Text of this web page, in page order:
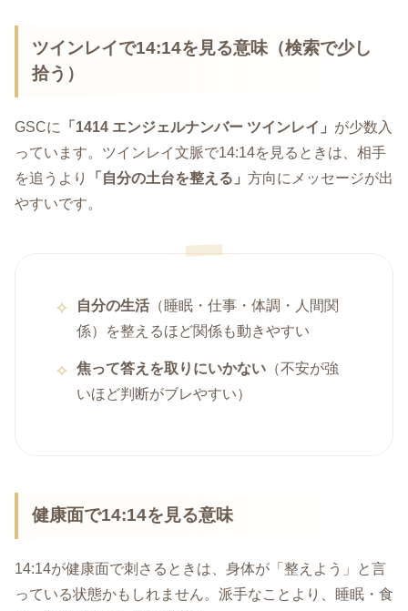
ツインレイで14:14を見る意味（検索で少し
拾う）
GSCに 「1414 エンジェルナンバー ツインレイ」 が少数入
っています。ツインレイ文脈で14:14を見るときは、相手
を追うより
「自分の土台を整える」 方向にメッセージが出
やすいです。
自分の生活 （睡眠・仕事・体調・人間関
係）を整えるほど関係も動きやすい
焦って答えを取りにいかない （不安が強
いほど判断がブレやすい）
健康面で14:14を見る意味
14:14が健康面で刺さるときは、身体が「整えよう」と言
っている状態かもしれません。派手なことより、睡眠・食